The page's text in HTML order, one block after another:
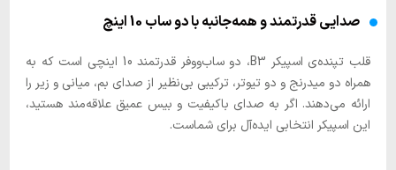
صدایی قدرتمند و همه‌جانبه با دو ساب 10 اینچ
قلب تپنده‌ی اسپیکر B3، دو ساب‌ووفر قدرتمند 10 اینچی است که به
همراه دو میدرنج و دو تیوتر، ترکیبی بی‌نظیر از صدای بم، میانی و زیر را
ارائه می‌دهند. اگر به صدای باکیفیت و بیس عمیق علاقه‌مند هستید،
این اسپیکر انتخابی ایده‌آل برای شماست.